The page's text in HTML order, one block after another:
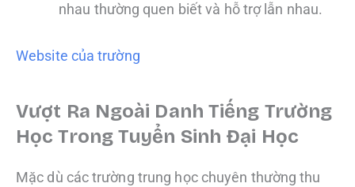
nhau thường quen biết và hỗ trợ lẫn nhau.
Website của trường
Vượt Ra Ngoài Danh Tiếng Trường
Học Trong Tuyển Sinh Đại Học
Mặc dù các trường trung học chuyên thường thu